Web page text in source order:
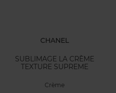
CHANEL
SUBLIMAGE LA CRÈME
TEXTURE SUPREME
Crème